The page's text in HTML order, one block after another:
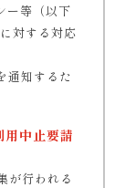
ー等（以下
対する対応
通知するた
中止要請
が行われる